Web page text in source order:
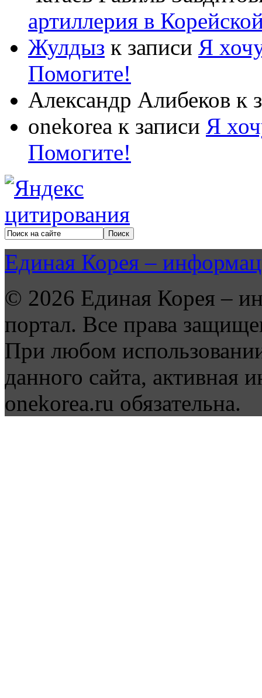
артиллерия в
Жулдыз к записи Я
Помогите!
Александр Алибеков к
onekorea к записи Я
Помогите!
Единая Корея –
© 2026 Единая Корея –
портал. Все права
При любом
данного сайта, активная
onekorea.ru обязательна.